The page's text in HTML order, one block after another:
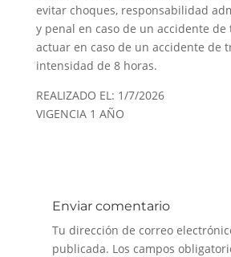
evitar choques, responsabilidad
y penal en caso de un accidente de
actuar en caso de un accidente de
intensidad de 8 horas.
REALIZADO EL: 1/7/2026
VIGENCIA 1 AÑO
Enviar comentario
Tu dirección de correo
publicada. Los campos